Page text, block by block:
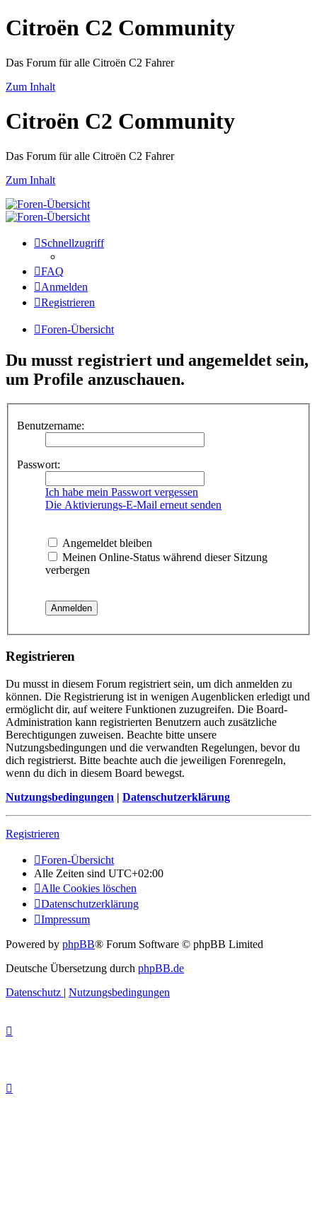
Citroën C2 Community
Das Forum für alle Citroën C2 Fahrer
Zum Inhalt
Citroën C2 Community
Das Forum für alle Citroën C2 Fahrer
Zum Inhalt
Schnellzugriff
FAQ
Anmelden
Registrieren
Foren-Übersicht
Du musst registriert und angemeldet sein,
um Profile anzuschauen.
Benutzername:
Passwort:
Ich habe mein Passwort vergessen
Die Aktivierungs-E-Mail erneut senden
Angemeldet bleiben
Meinen Online-Status während dieser Sitzung
verbergen
Registrieren
Du musst in diesem Forum registriert sein, um dich anmelden zu
können. Die Registrierung ist in wenigen Augenblicken erledigt und
ermöglicht dir, auf weitere Funktionen zuzugreifen. Die Board-
Administration kann registrierten Benutzern auch zusätzliche
Berechtigungen zuweisen. Beachte bitte unsere
Nutzungsbedingungen und die verwandten Regelungen, bevor du
dich registrierst. Bitte beachte auch die jeweiligen Forenregeln,
wenn du dich in diesem Board bewegst.
Nutzungsbedingungen | Datenschutzerklärung
Registrieren
Foren-Übersicht
Alle Zeiten sind UTC+02:00
Alle Cookies löschen
Datenschutzerklärung
Impressum
Powered by phpBB® Forum Software © phpBB Limited
Deutsche Übersetzung durch phpBB.de
Datenschutz | Nutzungsbedingungen